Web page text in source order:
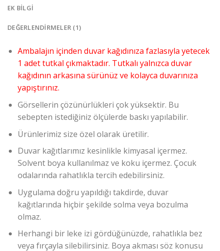
EK BILGI
DEĞERLENDIRMELER (1)
Ambalajın içinden duvar kağıdınıza fazlasıyla yetecek
1 adet tutkal çıkmaktadır. Tutkalı yalnızca duvar
kağıdının arkasına sürünüz ve kolayca duvarınıza
yapıştırınız.
Görsellerin çözünürlükleri çok yüksektir. Bu
sebepten istediğiniz ölçülerde baskı yapılabilir.
Ürünlerimiz size özel olarak üretilir.
Duvar kağıtlarımız kesinlikle kimyasal içermez.
Solvent boya kullanılmaz ve koku içermez. Çocuk
odalarında rahatlıkla tercih edebilirsiniz.
Uygulama doğru yapıldığı takdirde, duvar
kağıtlarında hiçbir şekilde solma veya bozulma
olmaz.
Herhangi bir leke izi gördüğünüzde, rahatlıkla bez
veya fırçayla silebilirsiniz. Boya akması söz konusu